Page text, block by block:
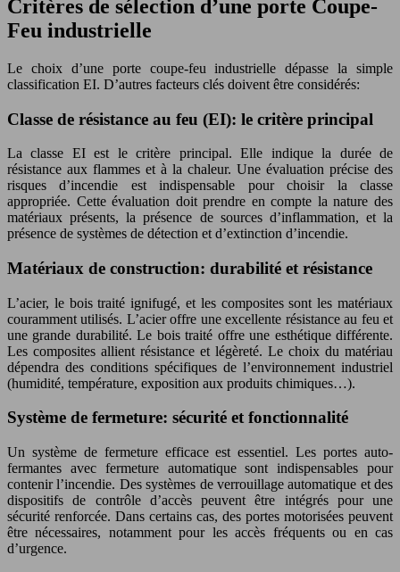
Critères de sélection d’une porte Coupe-
Feu industrielle
Le choix d’une porte coupe-feu industrielle dépasse la simple
classification EI. D’autres facteurs clés doivent être considérés:
Classe de résistance au feu (EI): le critère principal
La classe EI est le critère principal. Elle indique la durée de
résistance aux flammes et à la chaleur. Une évaluation précise des
risques d’incendie est indispensable pour choisir la classe
appropriée. Cette évaluation doit prendre en compte la nature des
matériaux présents, la présence de sources d’inflammation, et la
présence de systèmes de détection et d’extinction d’incendie.
Matériaux de construction: durabilité et résistance
L’acier, le bois traité ignifugé, et les composites sont les matériaux
couramment utilisés. L’acier offre une excellente résistance au feu et
une grande durabilité. Le bois traité offre une esthétique différente.
Les composites allient résistance et légèreté. Le choix du matériau
dépendra des conditions spécifiques de l’environnement industriel
(humidité, température, exposition aux produits chimiques…).
Système de fermeture: sécurité et fonctionnalité
Un système de fermeture efficace est essentiel. Les portes auto-
fermantes avec fermeture automatique sont indispensables pour
contenir l’incendie. Des systèmes de verrouillage automatique et des
dispositifs de contrôle d’accès peuvent être intégrés pour une
sécurité renforcée. Dans certains cas, des portes motorisées peuvent
être nécessaires, notamment pour les accès fréquents ou en cas
d’urgence.